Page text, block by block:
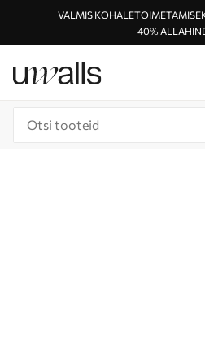
VALMIS
40%